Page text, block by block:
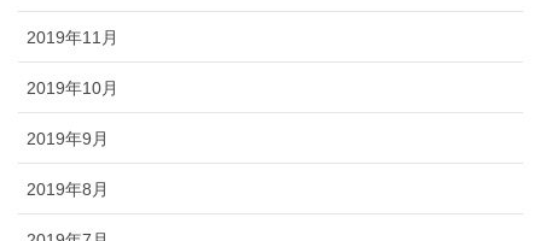
2019年11月
2019年10月
2019年9月
2019年8月